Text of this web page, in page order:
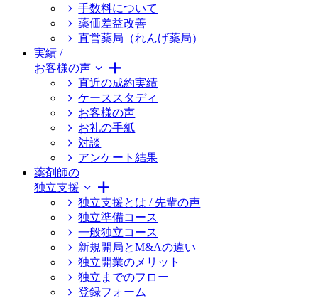
手数料について
薬価差益改善
直営薬局（れんげ薬局）
実績 /
お客様の声
直近の成約実績
ケーススタディ
お客様の声
お礼の手紙
対談
アンケート結果
薬剤師の
独立支援
独立支援とは / 先輩の声
独立準備コース
一般独立コース
新規開局とM&Aの違い
独立開業のメリット
独立までのフロー
登録フォーム